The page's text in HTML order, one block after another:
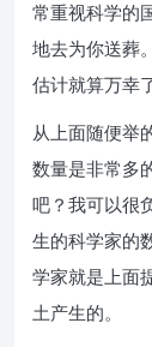
常重视科学的
地去为你送葬
估计就算万幸了
从上面随便举
数量是非常多
吧？我可以很
生的科学家的
学家就是上面
土产生的。